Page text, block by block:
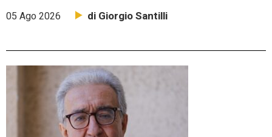
05 Ago 2026 di Giorgio Santilli